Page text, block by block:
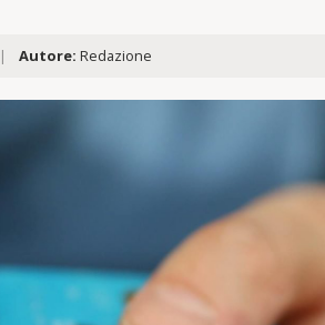
| Autore: Redazione